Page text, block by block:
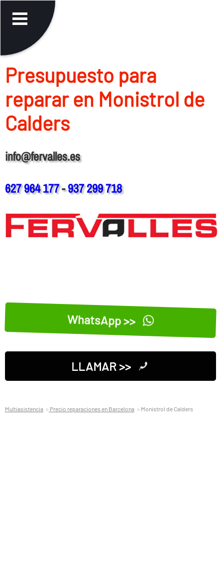
Presupuesto para
reparar en Monistrol de
Calders
info@fervalles.es
627 964 177-937 299 718
WhatsApp >>
LLAMAR >>
Multiasistencia Precio reparaciones en Barcelona Monistrol de Calders